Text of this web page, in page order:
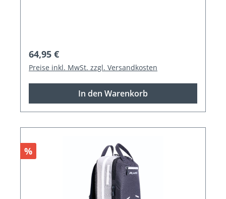
Regulärer Preis:
64,95 €
Preise inkl. MwSt. zzgl. Versandkosten
In den Warenkorb
Rabatt
%